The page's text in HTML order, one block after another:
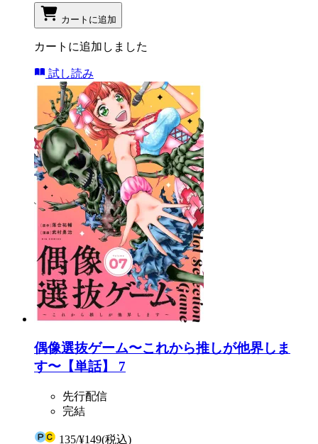
カートに追加
カートに追加しました
試し読み
偶像選抜ゲーム〜これから推しが他界しま
す〜【単話】 7
先行配信
完結
135/¥149(税込)